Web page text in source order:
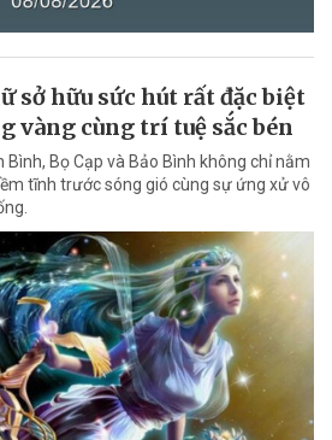
sở hữu sức hút rất đặc biệt
vàng cùng trí tuệ sắc bén
Bọ Cạp và Bảo Bình không chỉ nằm
tĩnh trước sóng gió cùng sự ứng xử vô